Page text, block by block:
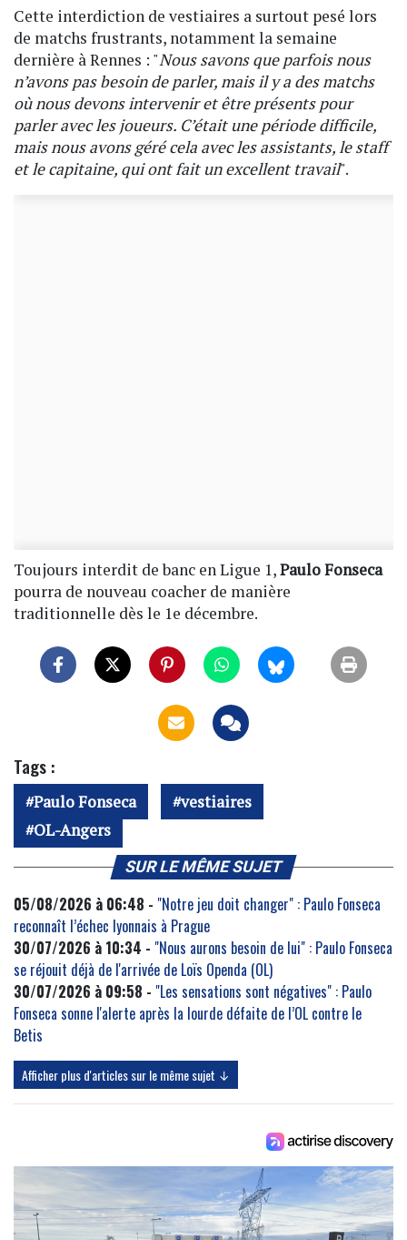
Cette interdiction de vestiaires a surtout pesé lors
de matchs frustrants, notamment la semaine
dernière à Rennes : "Nous savons que parfois nous
n’avons pas besoin de parler, mais il y a des matchs
où nous devons intervenir et être présents pour
parler avec les joueurs. C’était une période difficile,
mais nous avons géré cela avec les assistants, le staff
et le capitaine, qui ont fait un excellent travail".
Toujours interdit de banc en Ligue 1,Paulo Fonseca
pourra de nouveau coacher de manière
traditionnelle dès le 1e décembre.
Tags :
Paulo Fonseca
vestiaires
OL-Angers
SUR LE MÊME SUJET
05/08/2026 à 06:48 - "Notre jeu doit changer" : Paulo Fonseca
reconnaît l’échec lyonnais à Prague
30/07/2026 à 10:34 - "Nous aurons besoin de lui" : Paulo Fonseca
se réjouit déjà de l'arrivée de Loïs Openda (OL)
30/07/2026 à 09:58 - "Les sensations sont négatives" : Paulo
Fonseca sonne l'alerte après la lourde défaite de l’OL contre le
Betis
Afficher plus d'articles sur le même sujet ↓